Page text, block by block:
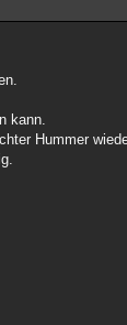
kann.
Hummer